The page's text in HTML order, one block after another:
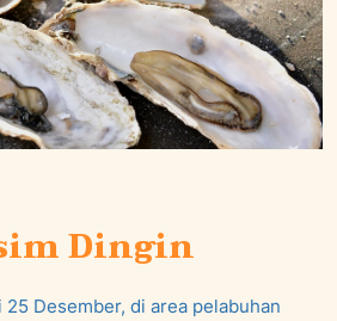
Dingin
25 Desember, di area pelabuhan